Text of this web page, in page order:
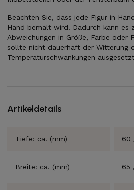
Beachten Sie, dass jede Figur in
Hand bemalt wird. Dadurch kann es
Abweichungen in Größe, Farbe oder
sollte nicht dauerhaft der Witterung
Temperaturschwankungen
Artikeldetails
Tiefe: ca. (mm) 60
Breite: ca. (mm) 65